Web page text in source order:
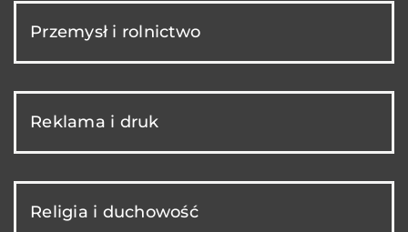
Przemysł i rolnictwo
Reklama i druk
Religia i duchowość